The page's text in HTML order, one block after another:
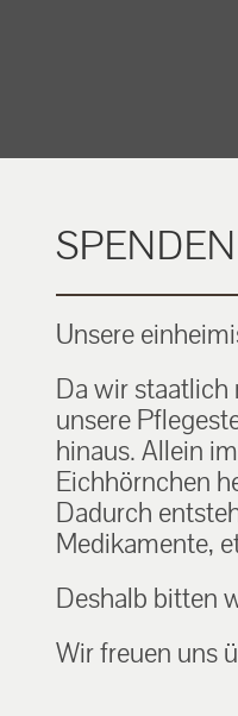
SPENDEN
Unsere
Da wir staatlich
unsere
hinaus. Allein
Eichhörnchen
Dadurch
Medikamente,
Deshalb bitten
Wir freuen uns